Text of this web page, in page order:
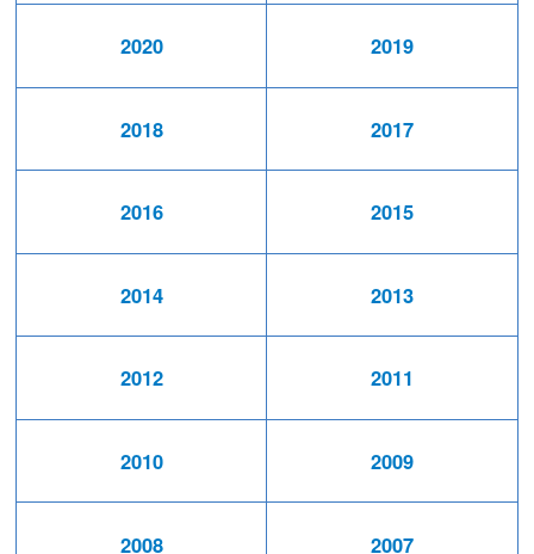
2020 2019
2018 2017
2016 2015
2014 2013
2012 2011
2010 2009
2008 2007